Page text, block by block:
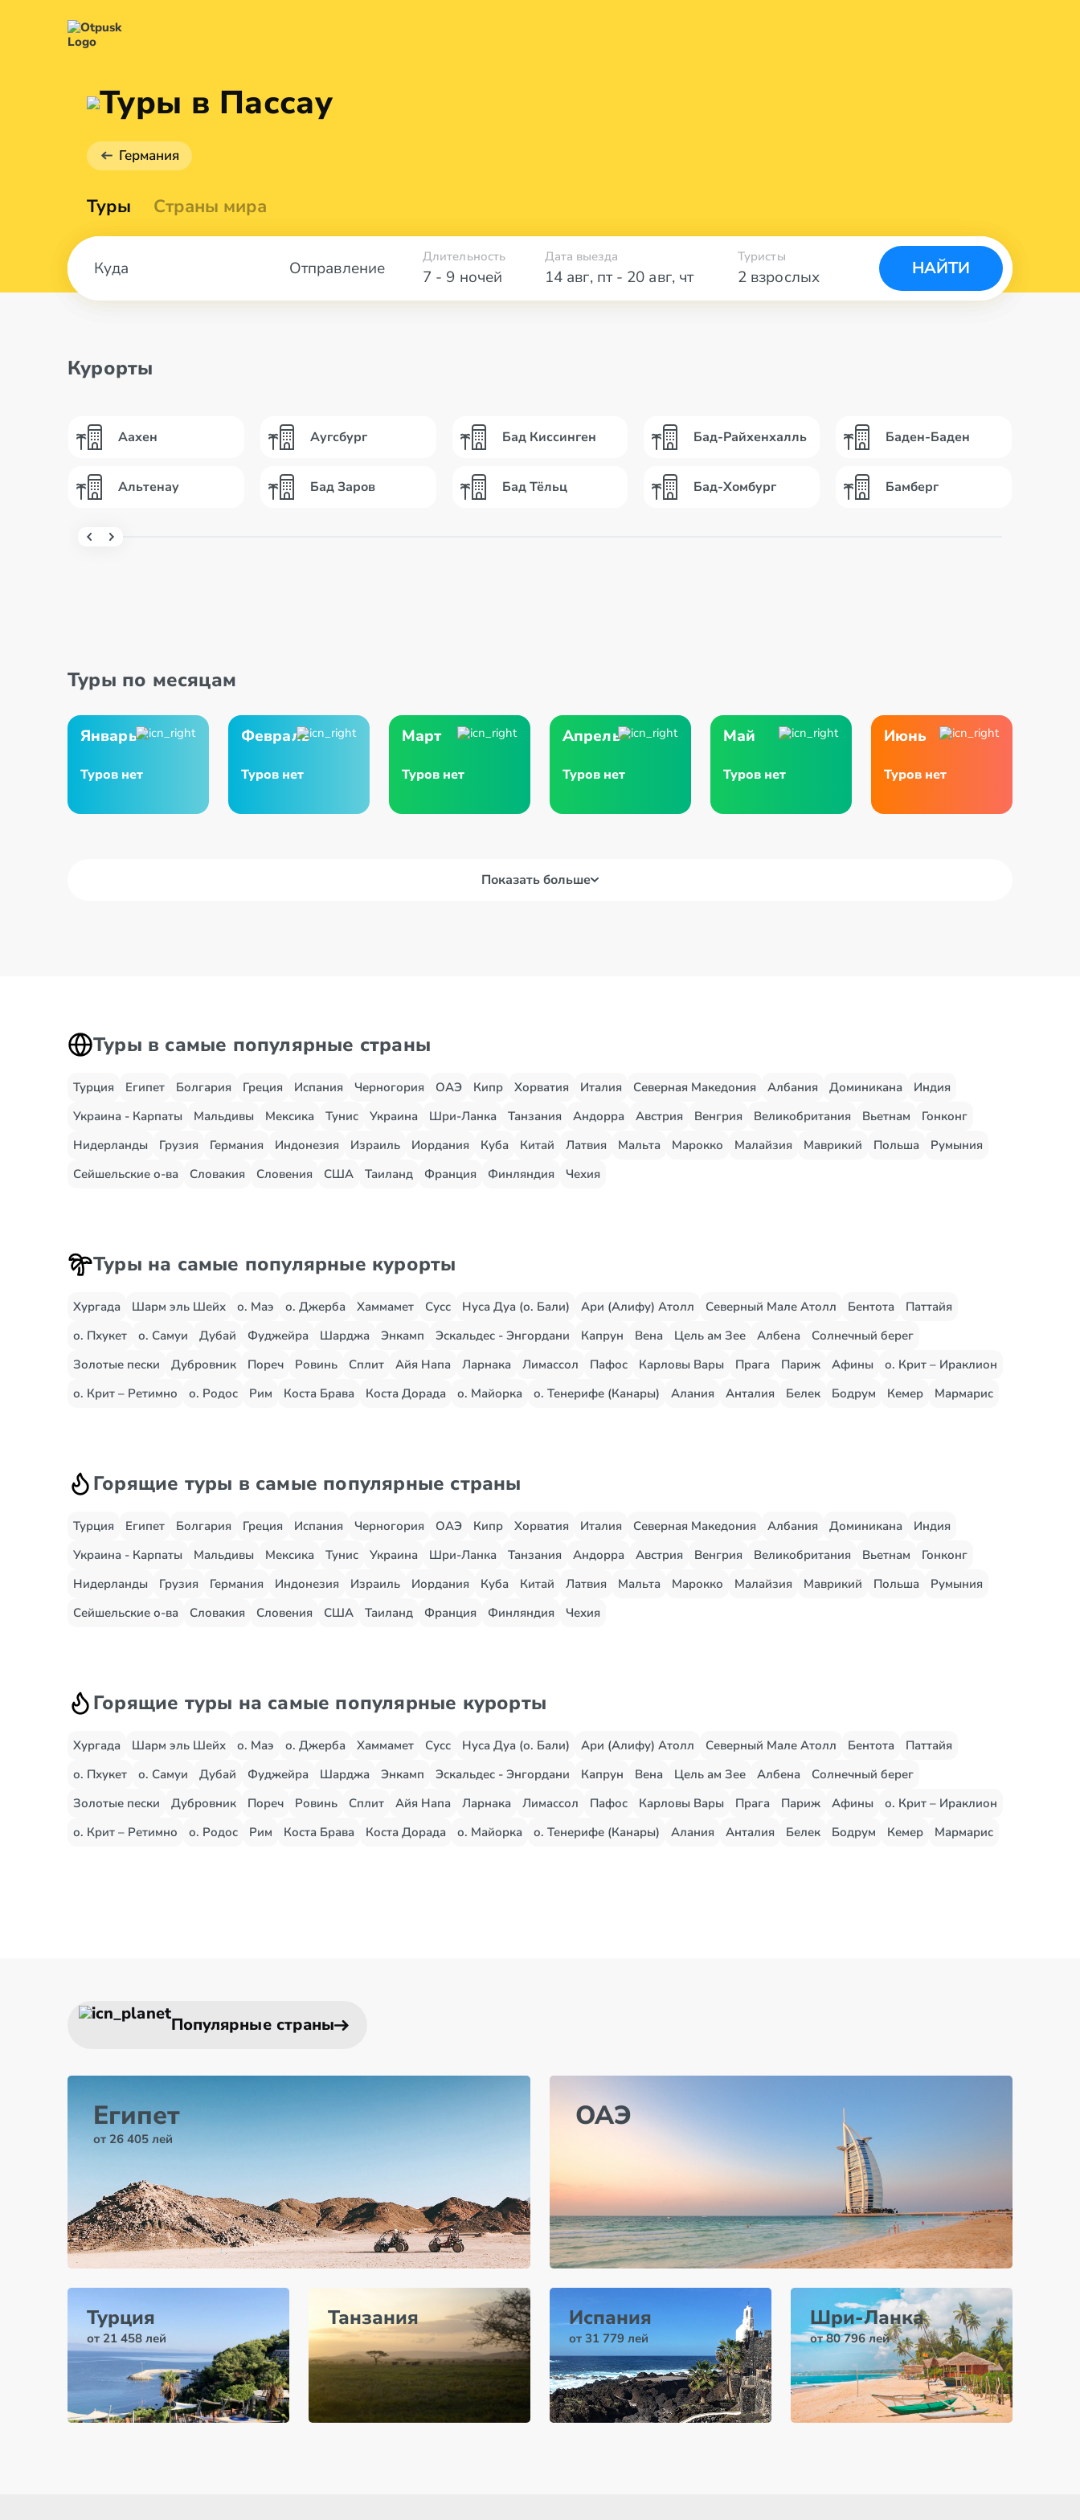
Туры в Пассау
Германия
Туры Страны мира
Отправление 7 - 9 ночей
Длительность Дата выезда
14 авг, пт- 20 авг, чт 2 взрослых
Туристы
НАЙТИ
Курорты
Аахен
Альтенау
Аугсбург
Бад Заров
Бад Киссинген
Бад Тёльц
Бад-Райхенхалль
Бад-Хомбург
Баден-Баден
Бамберг
Туры по месяцам
Январь
Туров нет
Февраль
Туров нет
Март
Туров нет
Апрель
Туров нет
Май
Туров нет
Июнь
Туров нет
Показать больше
Туры в самые популярные страны
Турция Египет Болгария Греция Испания Черногория ОАЭ Кипр Хорватия Италия Северная Македония Албания Доминикана
Индия
Украина - Карпаты
Мальдивы Мексика Тунис Украина Шри-Ланка Танзания Андорра Австрия Венгрия Великобритания Вьетнам
Гонконг
Нидерланды
Грузия Германия Индонезия Израиль Иордания Куба Китай Латвия Мальта Марокко Малайзия Маврикий Польша
Румыния
Сейшельские о-ва
Словакия Словения США Таиланд Франция Финляндия Чехия
Туры на самые популярные курорты
Хургада Шарм эль Шейх о. Маэ о. Джерба Хаммамет Сусс Нуса Дуа (о. Бали) Ари (Алифу) Атолл Северный Мале Атолл Бентота
Паттайя
о. Пхукет
о. Самуи Дубай Фуджейра Шарджа Энкамп Эскальдес - Энгордани Капрун Вена Цель ам Зее Албена
Солнечный берег
Золотые пески
Дубровник Пореч Ровинь Сплит Айя Напа Ларнака Лимассол Пафос Карловы Вары Прага Париж Афины
о. Крит – Ираклион
о. Крит – Ретимно
о. Родос Рим Коста Брава Коста Дорада о. Майорка о. Тенерифе (Канары) Алания Анталия Белек Бодрум Кемер Мармарис
Горящие туры в самые популярные страны
Турция Египет Болгария Греция Испания Черногория ОАЭ Кипр Хорватия Италия Северная Македония Албания Доминикана
Индия
Украина - Карпаты
Мальдивы Мексика Тунис Украина Шри-Ланка Танзания Андорра Австрия Венгрия Великобритания Вьетнам
Гонконг
Нидерланды
Грузия Германия Индонезия Израиль Иордания Куба Китай Латвия Мальта Марокко Малайзия Маврикий Польша
Румыния
Сейшельские о-ва
Словакия Словения США Таиланд Франция Финляндия Чехия
Горящие туры на самые популярные курорты
Хургада Шарм эль Шейх о. Маэ о. Джерба Хаммамет Сусс Нуса Дуа (о. Бали) Ари (Алифу) Атолл Северный Мале Атолл Бентота
Паттайя
о. Пхукет
о. Самуи Дубай Фуджейра Шарджа Энкамп Эскальдес - Энгордани Капрун Вена Цель ам Зее Албена
Солнечный берег
Золотые пески
Дубровник Пореч Ровинь Сплит Айя Напа Ларнака Лимассол Пафос Карловы Вары Прага Париж Афины
о. Крит – Ираклион
о. Крит – Ретимно
о. Родос Рим Коста Брава Коста Дорада о. Майорка о. Тенерифе (Канары) Алания Анталия Белек Бодрум Кемер Мармарис
Популярные страны
Египет
от 26 405 лей
ОАЭ
Турция
от 21 458 лей
Танзания Испания
от 31 779 лей
Шри-Ланка
от 80 796 лей